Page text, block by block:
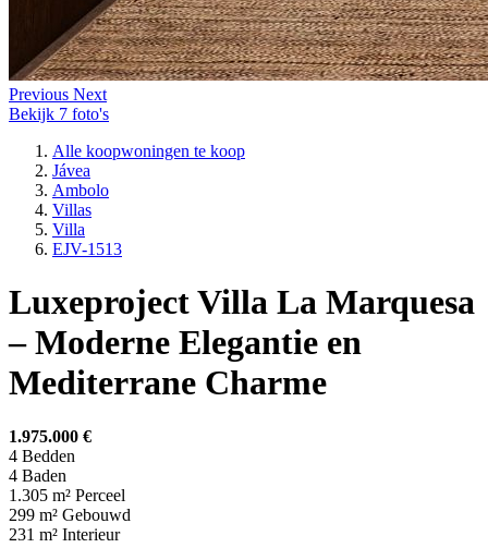
Previous Next
Bekijk 7 foto's
Alle koopwoningen te koop
Jávea
Ambolo
Villas
Villa
EJV-1513
Luxeproject Villa La Marquesa
– Moderne Elegantie en
Mediterrane Charme
1.975.000 €
4 Bedden
4 Baden
1.305 m² Perceel
299 m² Gebouwd
231 m² Interieur